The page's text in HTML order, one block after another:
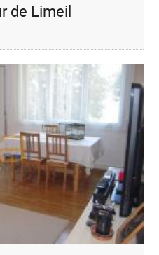
de Limeil